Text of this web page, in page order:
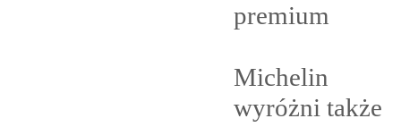
premium
Michelin
wyróżni także